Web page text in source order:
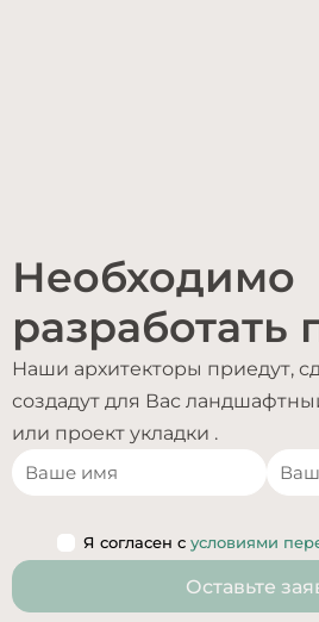
Необходимо
разработать
Наши архитекторы приедут,
создадут для Вас
или проект укладки .
Я согласен с условиями
Оставьте